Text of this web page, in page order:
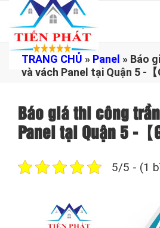
TRANG CHỦ » Panel » Báo
và vách Panel tại Quận 5 -【
Báo giá thi công
Panel tại Quận 5 -【
5/5 - (1